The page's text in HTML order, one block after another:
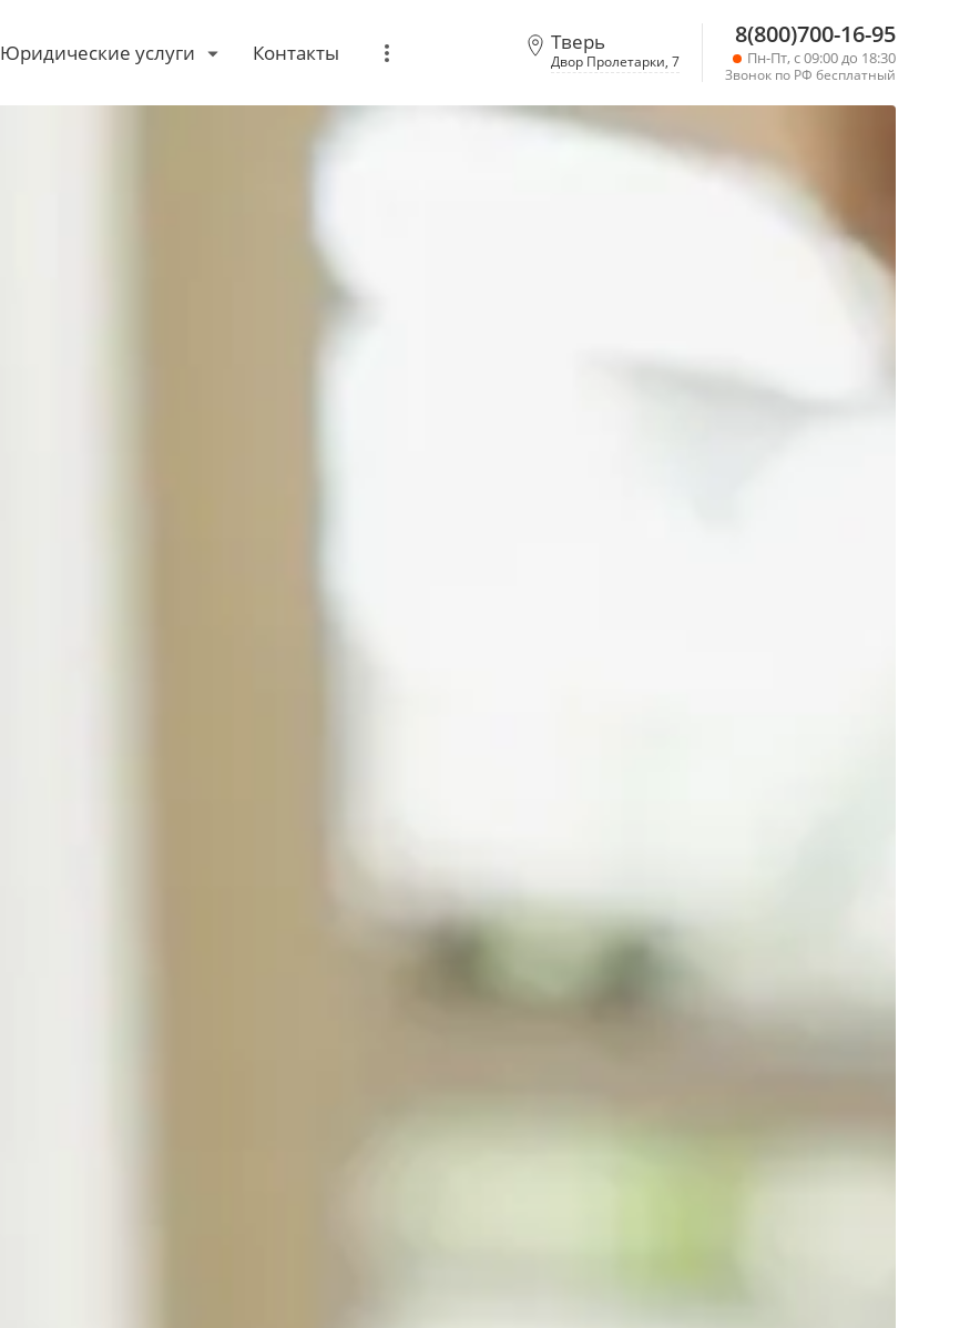
Юридические услуги Контакты Тверь
Двор Пролетарки, 7
8(800)700-16-95
Пн-Пт, с 09:00 до 18:30
Звонок по РФ бесплатный